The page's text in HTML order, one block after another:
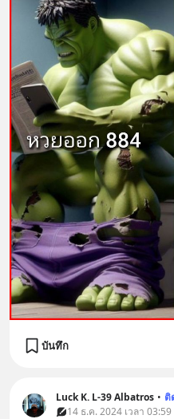
บันทึก
Luck K. L-39 Albatros • ติ
14 ธ.ค. 2024 เวลา